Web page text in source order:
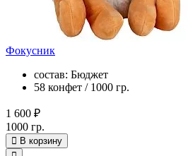
Фокусник
состав: Бюджет
58 конфет / 1000 гр.
1 600 ₽
1000 гр.
В корзину